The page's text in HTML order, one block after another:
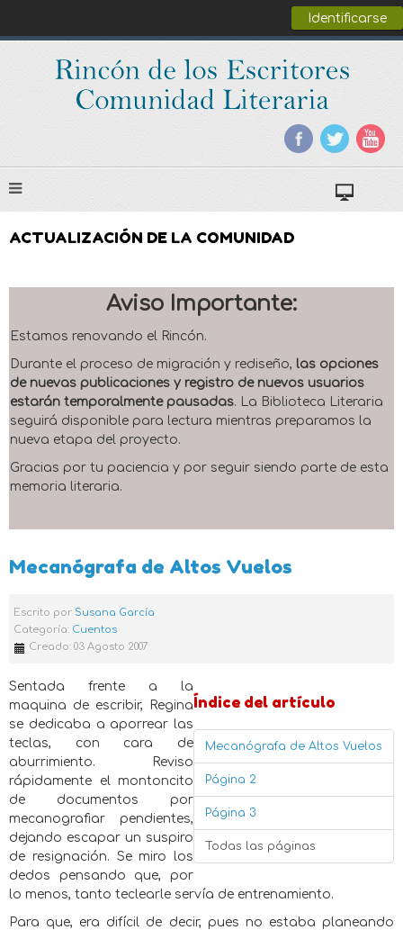
Identificarse
ACTUALIZACIÓN DE LA COMUNIDAD
Aviso Importante:
Estamos renovando el Rincón.
Durante el proceso de migración y rediseño, las opciones
de nuevas publicaciones y registro de nuevos usuarios
estarán temporalmente pausadas. La Biblioteca Literaria
seguirá disponible para lectura mientras preparamos la
nueva etapa del proyecto.
Gracias por tu paciencia y por seguir siendo parte de esta
memoria literaria.
Mecanógrafa de Altos Vuelos
Escrito por Susana García
Categoría: Cuentos
Creado: 03 Agosto 2007
Índice del artículo
Mecanógrafa de Altos Vuelos
Página 2
Página 3
Todas las páginas
Sentada frente a la
maquina de escribir, Regina
se dedicaba a aporrear las
teclas, con cara de
aburrimiento. Reviso
rápidamente el montoncito
de documentos por
mecanografiar pendientes,
dejando escapar un suspiro
de resignación. Se miro los
dedos pensando que, por
lo menos, tanto teclearle servía de entrenamiento.
Para que, era difícil de decir, pues no estaba planeando